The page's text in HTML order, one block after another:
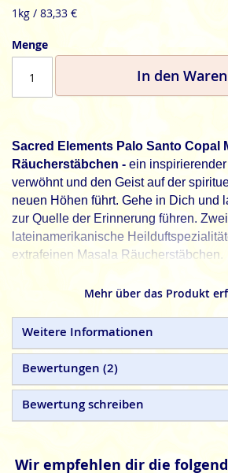
1kg / 83,33 €
Menge
In den
Sacred Elements Palo Santo Copal
Räucherstäbchen - ein
verwöhnt und den Geist auf der
neuen Höhen führt. Gehe in Dich und
zur Quelle der Erinnerung führen. Zwei
lateinamerikanische
extrafeinen Masala Räucherstäbchen.
Shabro InternationalMasala
100% natürliche und in Handarbeit
Naturprodukte, ohne tierische,
petrochemische Zusätze.
Shabro International Sacred
Mehr über das Produkt
Weitere Informationen
Bewertungen 2
Bewertung schreiben
Wir empfehlen dir die